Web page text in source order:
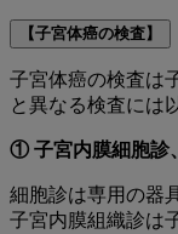
【子宮体癌の検査】
子宮体癌の検査は
と異なる検査には
① 子宮内膜細胞診
細胞診は専用の器
子宮内膜組織診は